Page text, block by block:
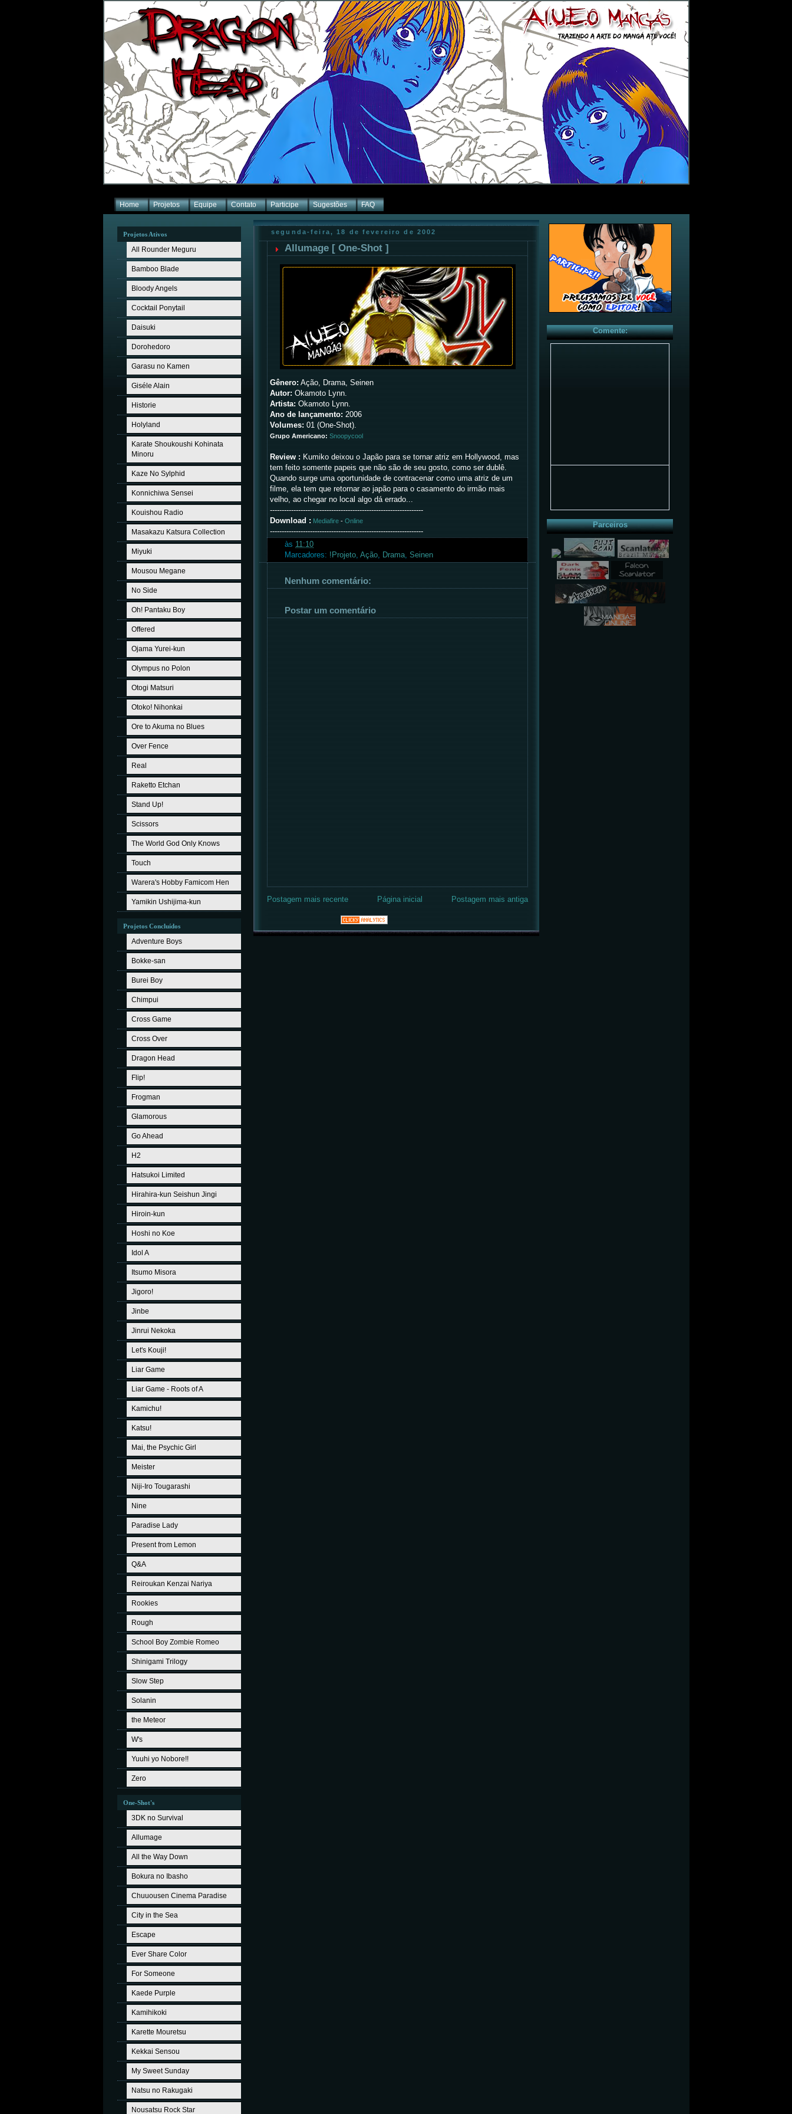
Home Projetos Equipe Contato Participe Sugestões FAQ
Projetos Ativos
All Rounder Meguru
Bamboo Blade
Bloody Angels
Cocktail Ponytail
Daisuki
Dorohedoro
Garasu no Kamen
Giséle Alain
Historie
Holyland
Karate Shoukoushi Kohinata
Minoru
Kaze No Sylphid
Konnichiwa Sensei
Kouishou Radio
Masakazu Katsura Collection
Miyuki
Mousou Megane
No Side
Oh! Pantaku Boy
Offered
Ojama Yurei-kun
Olympus no Polon
Otogi Matsuri
Otoko! Nihonkai
Ore to Akuma no Blues
Over Fence
Real
Raketto Etchan
Stand Up!
Scissors
The World God Only Knows
Touch
Warera's Hobby Famicom Hen
Yamikin Ushijima-kun
Projetos Concluídos
Adventure Boys
Bokke-san
Burei Boy
Chimpui
Cross Game
Cross Over
Dragon Head
Flip!
Frogman
Glamorous
Go Ahead
H2
Hatsukoi Limited
Hirahira-kun Seishun Jingi
Hiroin-kun
Hoshi no Koe
Idol A
Itsumo Misora
Jigoro!
Jinbe
Jinrui Nekoka
Let's Kouji!
Liar Game
Liar Game - Roots of A
Kamichu!
Katsu!
Mai, the Psychic Girl
Meister
Niji-Iro Tougarashi
Nine
Paradise Lady
Present from Lemon
Q&A
Reiroukan Kenzai Nariya
Rookies
Rough
School Boy Zombie Romeo
Shinigami Trilogy
Slow Step
Solanin
the Meteor
W's
Yuuhi yo Nobore!!
Zero
One-Shot's
3DK no Survival
Allumage
All the Way Down
Bokura no Ibasho
Chuuousen Cinema Paradise
City in the Sea
Escape
Ever Share Color
For Someone
Kaede Purple
Kamihikoki
Karette Mouretsu
Kekkai Sensou
My Sweet Sunday
Natsu no Rakugaki
Nousatsu Rock Star
segunda-feira, 18 de fevereiro de 2002
Allumage [ One-Shot ]
Gênero: Ação, Drama, Seinen
Autor: Okamoto Lynn.
Artista: Okamoto Lynn.
Ano de lançamento: 2006
Volumes: 01 (One-Shot).
Grupo Americano: Snoopycool
Review : Kumiko deixou o Japão para se tornar atriz em Hollywood, mas
tem feito somente papeis que não são de seu gosto, como ser dublê.
Quando surge uma oportunidade de contracenar como uma atriz de um
filme, ela tem que retornar ao japão para o casamento do irmão mais
velho, ao chegar no local algo dá errado...
-----------------------------------------------------------------
Download : Mediafire - Online
-----------------------------------------------------------------
às 11:10
Marcadores: !Projeto Ação Drama Seinen
Nenhum comentário:
Postar um comentário
Postagem mais recente Postagem mais antiga
Página inicial
Comente:
Parceiros